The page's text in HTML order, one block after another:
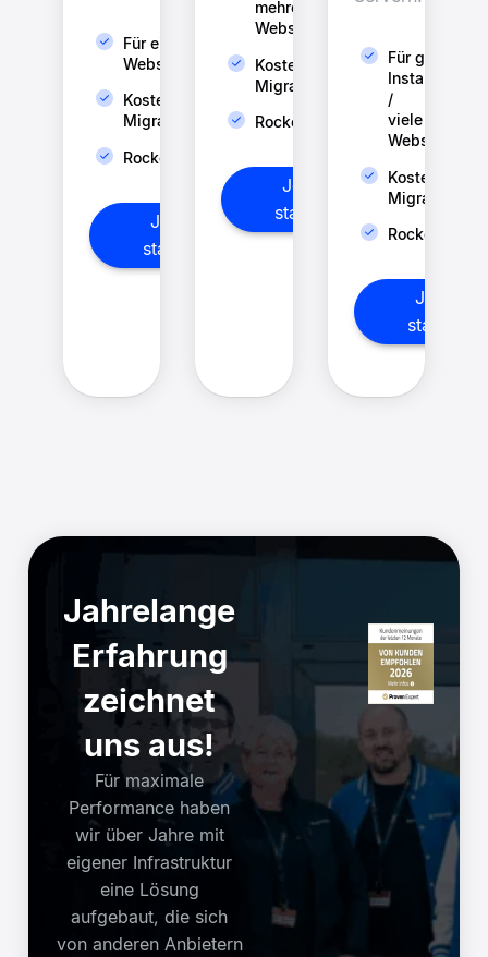
Für eine
Webseite
Kostenlose
Migration
RocketCache®
Jetzt
starten
mehrere
Webseiten
Kostenlose
Migration
RocketCache®
Jetzt
starten
Für große
Instanzen
/
viele
Webseiten
Kostenlose
Migration
Jetzt
starten
Jahrelange
Erfahrung
zeichnet
uns aus!
Für maximale
Performance haben
wir über Jahre mit
eigener Infrastruktur
eine Lösung
aufgebaut, die sich
von anderen Anbietern